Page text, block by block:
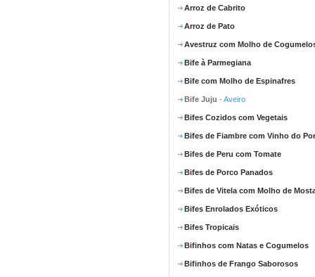
Arroz de Cabrito
Arroz de Pato
Avestruz com Molho de
Bife à Parmegiana
Bife com Molho de Espinafres
Bife Juju - Aveiro
Bifes Cozidos com Vegetais
Bifes de Fiambre com Vinho do
Bifes de Peru com Tomate
Bifes de Porco Panados
Bifes de Vitela com Molho de
Bifes Enrolados Exóticos
Bifes Tropicais
Bifinhos com Natas e Cogumelos
Bifinhos de Frango Saborosos